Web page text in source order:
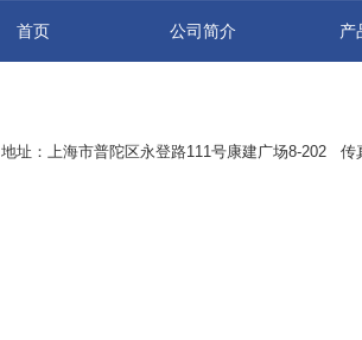
首页 公司简介 产
地址：上海市普陀区永登路111号康建广场8-202